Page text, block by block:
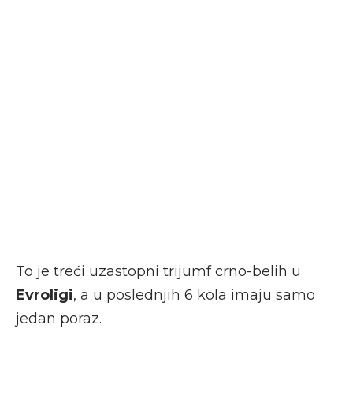
To je treći uzastopni trijumf crno-belih u
Evroligi, a u poslednjih 6 kola imaju samo
jedan poraz.